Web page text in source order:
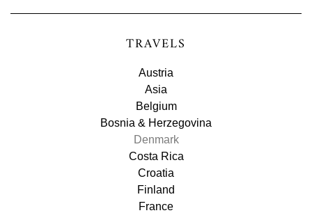
TRAVELS
Austria
Asia
Belgium
Bosnia & Herzegovina
Denmark
Costa Rica
Croatia
Finland
France